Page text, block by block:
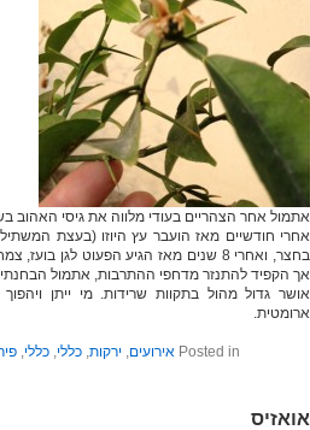
אתמול אחר הצהריים בעודי מלווה את גיסי האהוב
אחרי חודשיים מאז הועבר עץ היוזו (בעצת
בחצר, ואחרי 8 שנים מאז הגיע הפעוט
אך הקפיד להתנזר מדחפי ההתרבות, אתמול
אושר גדול מהול בתקוות שרידות. מי ייתן
ארומטית.
Posted in אירועים,ירקות,כללי,כללי,
אואזיס